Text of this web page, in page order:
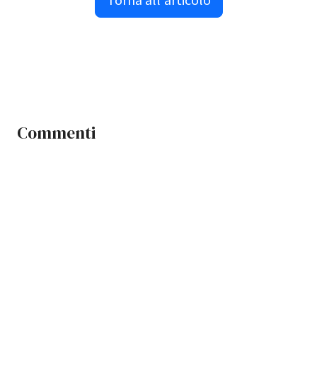
Commenti